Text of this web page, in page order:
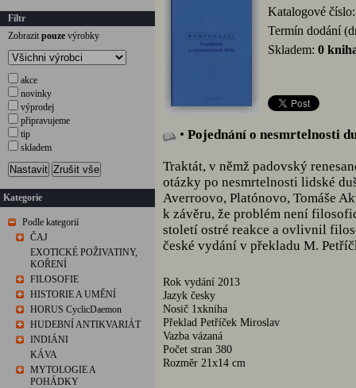
Filtr
Zobrazit pouze výrobky
akce
novinky
výprodej
připravujeme
tip
skladem
Nastavit Zrušit vše
Kategorie
Podle kategorií
ČAJ
EXOTICKÉ POŽIVATINY,
KOŘENÍ
FILOSOFIE
HISTORIE A UMĚNÍ
HORUS CyclicDaemon
HUDEBNÍ ANTIKVARIÁT
INDIÁNI
KÁVA
MYTOLOGIE A
POHÁDKY
Katalogové
Termín dodání
Skladem: 0
• Pojednání o nesmrtelnosti
Traktát, v němž padovský
otázky po nesmrtelnosti lidské
Averroovo, Platónovo, Tomáše
k závěru, že problém není
století ostré reakce a ovlivnil
české vydání v překladu M.
Rok vydání 2013
Jazyk česky
Nosič 1xkniha
Překlad Petříček Miroslav
Vazba vázaná
Počet stran 380
Rozměr 21x14 cm